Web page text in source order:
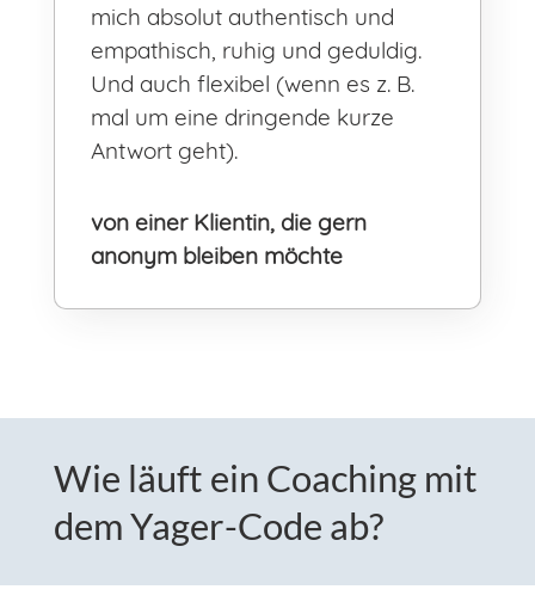
mich absolut authentisch und
empathisch, ruhig und geduldig.
Und auch flexibel (wenn es z. B.
mal um eine dringende kurze
Antwort geht).
von einer Klientin, die gern
anonym bleiben möchte
Wie läuft ein Coaching mit
dem Yager-Code ab?